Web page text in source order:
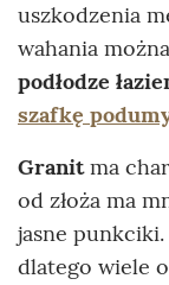
uszkodzenia
wahania
podłodze
szafkę
Granitma
od złoża ma
jasne
dlatego wiele